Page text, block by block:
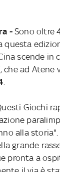
-Sono oltre
questa
scende in
, che ad Atene
Giochi
alla
grande
pronta a